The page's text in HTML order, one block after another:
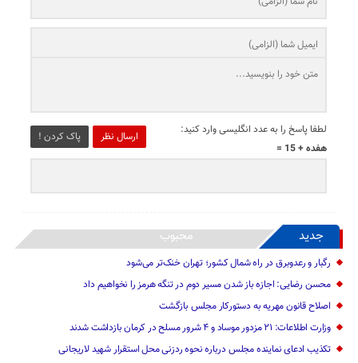
ارسال نظر پاک کردن !
لطفا پاسخ را به عدد انگلیسی وارد کنید:
هفده + 15 =
جدید محبوب
رگبار و رعدوبرق در راه شمال کشور؛ تهران خنک‌تر می‌شود
محسن رضایی: اجازه باز شدن مسیر دوم در تنگه هرمز را نخواهیم داد
اصلاح قانون مهریه به دستورکار مجلس بازگشت
وزارت اطلاعات: ۲۱ مزدور موساد و ۴ شرور مسلح در کرمان بازداشت شدند
تکذیب ادعای نماینده مجلس درباره نحوه ردزنی محل استقرار شهید لاریجانی